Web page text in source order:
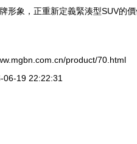
象，正重新定義緊湊型SUV的
product/70.html
06-19 22:22:31